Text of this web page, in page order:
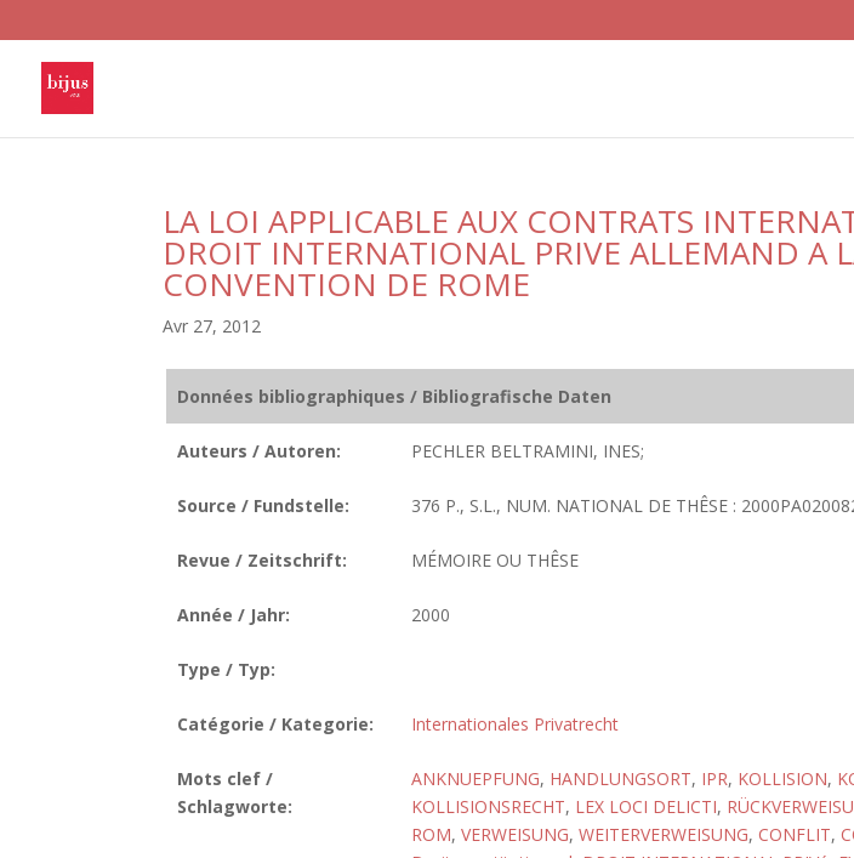
LA LOI APPLICABLE AUX CONTRATS
DROIT INTERNATIONAL PRIVE ALLEMAND A
CONVENTION DE ROME
Avr 27, 2012
Données bibliographiques / Bibliografische Daten
Auteurs / Autoren: PECHLER BELTRAMINI, INES;
Source / Fundstelle: 376 P., S.L., NUM. NATIONAL DE THÊSE :
Revue / Zeitschrift: MÉMOIRE OU THÊSE
Année / Jahr: 2000
Type / Typ:
Catégorie / Kategorie: Internationales Privatrecht
Mots clef /
Schlagworte:
ANKNUEPFUNG, HANDLUNGSORT, IPR, KOLLISION,
KOLLISIONSRECHT, LEX LOCI DELICTI,
ROM, VERWEISUNG, WEITERVERWEISUNG, CONFLIT,